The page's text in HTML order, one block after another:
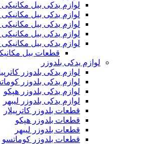
لوازم یدکی بیل مکانیکی کوماتسو
لوازم یدکی بیل مکانیکی اطلس
لوازم یدکی بیل مکانیکی دوسان
لوازم یدکی بیل مکانیکی زوملاین
لوازم یدکی بیل مکانیکی کاترپیلار
قطعات بیل مکانیکی کاترپیلار
لوازم یدکی بلدوزر
لوازم یدکی بلدوزر کاترپیلار
لوازم یدکی بلدوزر کوماتسو
لوازم یدکی بلدوزر هپکو
لوازم یدکی بلدوزر لیبهر
قطعات بلدوزر کاترپیلار
قطعات بلدوزر هپکو
قطعات بلدوزر لیبهر
قطعات بلدوزر کوماتسو